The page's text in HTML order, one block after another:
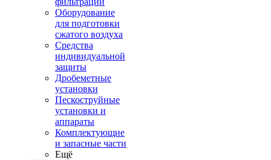
Оборудование
для подготовки
сжатого воздуха
Средства
индивидуальной
защиты
Дробеметные
установки
Пескоструйные
установки и
аппараты
Комплектующие
и запасные части
Ещё